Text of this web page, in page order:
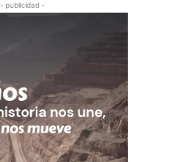
- publicidad -